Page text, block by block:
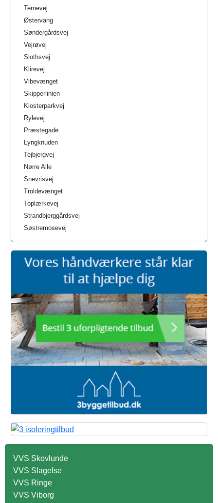
Ternevej
Østervang
Søndergårdsvej
Vejrøvej
Slothsvej
Klirevej
Vibevænget
Skipperlinien
Klosterparkvej
Rylevej
Præstegade
Lyngknuden
Tejbjergvej
Nørre Alle
Snevrisvej
Troldevænget
Toplærkevej
Strandbjerggårdsvej
Søstremosevej
VVS Skovlunde
VVS Slagelse
VVS Ringe
VVS Viborg